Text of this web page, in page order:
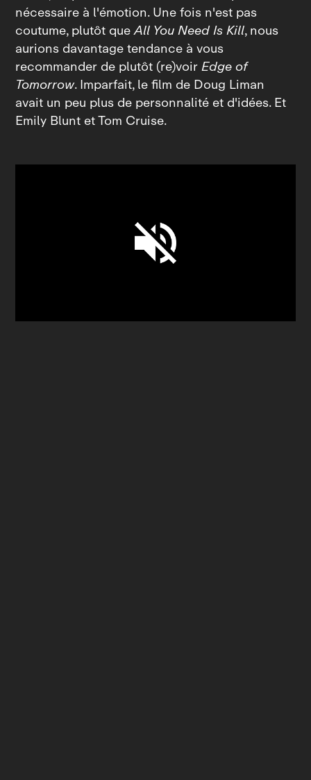
nécessaire à l'émotion. Une fois n'est pas
coutume, plutôt queAll You Need Is Kill, nous
aurions davantage tendance à vous
recommander de plutôt (re)voirEdge of
Tomorrow. Imparfait, le film de Doug Liman
avait un peu plus de personnalité et d'idées. Et
Emily Blunt et Tom Cruise.